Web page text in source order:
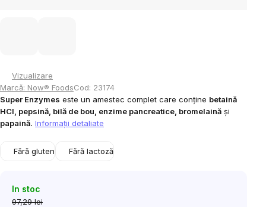
Vizualizare
Marcă: Now® FoodsCod: 23174
Super Enzymes este un amestec complet care conține betaină
HCl, pepsină, bilă de bou, enzime pancreatice, bromelaină și
papaină. Informaţii detaliate
Fără gluten Fără lactoză
In stoc
97,29 lei